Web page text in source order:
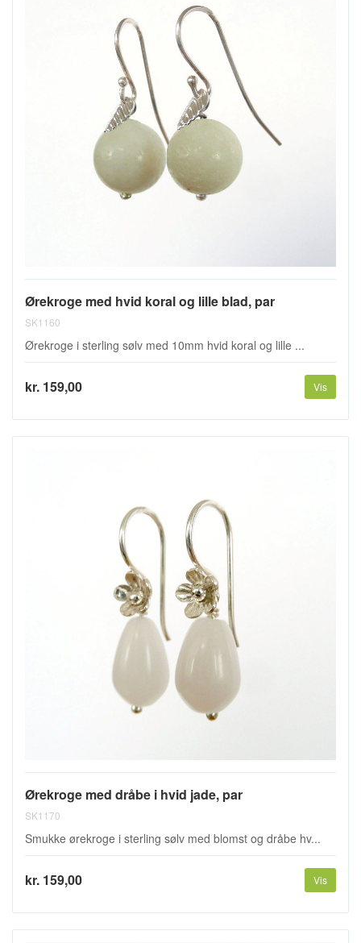
Ørekroge med hvid koral og lille blad, par
SK1160
Ørekroge i sterling sølv med 10mm hvid koral og lille ...
kr. 159,00 Vis
Ørekroge med dråbe i hvid jade, par
SK1170
Smukke ørekroge i sterling sølv med blomst og dråbe hv...
kr. 159,00 Vis